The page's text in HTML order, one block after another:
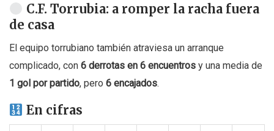
C.F. Torrubia: a romper la racha fuera
de casa
El equipo torrubiano también atraviesa un arranque
complicado, con 6 derrotas en 6 encuentros y una media de
1 gol por partido, pero 6 encajados.
En cifras